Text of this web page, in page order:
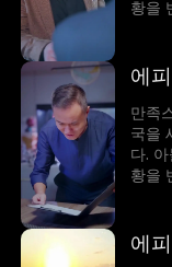
황을
에
만족
국을
다.
황을
에